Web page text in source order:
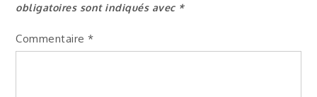
obligatoires sont indiqués avec *
Commentaire*